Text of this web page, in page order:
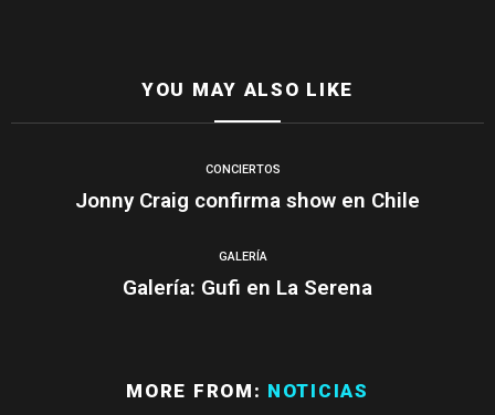
YOU MAY ALSO LIKE
CONCIERTOS
Jonny Craig confirma show en Chile
GALERÍA
Galería: Gufi en La Serena
MORE FROM: NOTICIAS